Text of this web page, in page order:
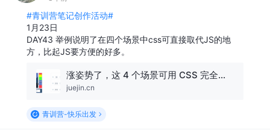
#青训营笔记创作活动#
1月23日
DAY43 举例说明了在四个场景中css可直接取代JS的地
方，比起JS要方便的好多。
涨姿势了，这 4 个场景可用 CSS 完全取代 JS ~
juejin.cn
青训营-快乐出发